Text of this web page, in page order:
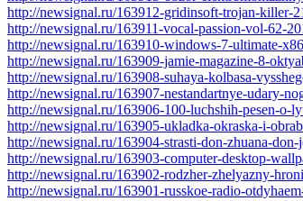
http://newsignal.ru/163912-gridinsoft-trojan-killer-
http://newsignal.ru/163911-vocal-passion-vol-62-
http://newsignal.ru/163910-windows-7-ultimate-
http://newsignal.ru/163909-jamie-magazine-8-
http://newsignal.ru/163908-suhaya-kolbasa-
http://newsignal.ru/163907-nestandartnye-udary-
http://newsignal.ru/163906-100-luchshih-pesen-o-
http://newsignal.ru/163905-ukladka-okraska-i-
http://newsignal.ru/163904-strasti-don-zhuana-
http://newsignal.ru/163903-computer-desktop-
http://newsignal.ru/163902-rodzher-zhelyazny-
http://newsignal.ru/163901-russkoe-radio-